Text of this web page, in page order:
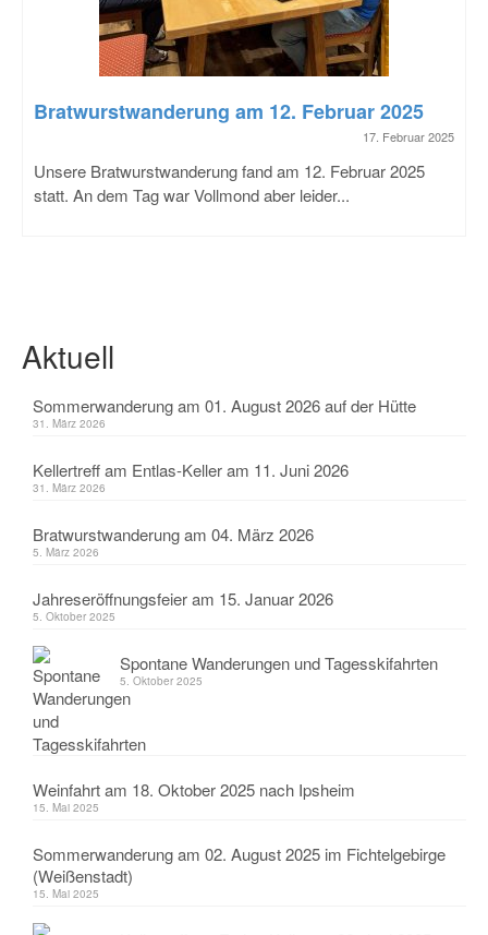
Bratwurstwanderung am 12. Februar 2025
17. Februar 2025
Unsere Bratwurstwanderung fand am 12. Februar 2025
statt. An dem Tag war Vollmond aber leider...
Aktuell
Sommerwanderung am 01. August 2026 auf der Hütte
31. März 2026
Kellertreff am Entlas-Keller am 11. Juni 2026
31. März 2026
Bratwurstwanderung am 04. März 2026
5. März 2026
Jahreseröffnungsfeier am 15. Januar 2026
5. Oktober 2025
Spontane Wanderungen und Tagesskifahrten
5. Oktober 2025
Weinfahrt am 18. Oktober 2025 nach Ipsheim
15. Mai 2025
Sommerwanderung am 02. August 2025 im Fichtelgebirge
(Weißenstadt)
15. Mai 2025